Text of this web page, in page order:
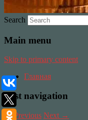
Search
Main menu
Skip to primary content
Главная
Post navigation
←Previous Next →